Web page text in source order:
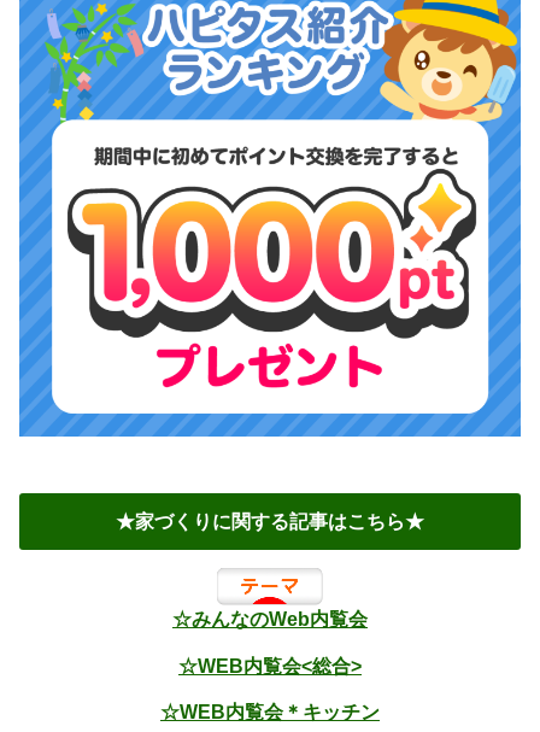
★家づくりに関する記事はこちら★
☆みんなのWeb内覧会
☆WEB内覧会<総合>
☆WEB内覧会＊キッチン